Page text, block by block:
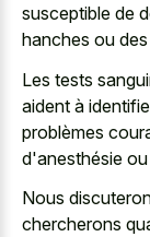
susceptible de
hanches ou
Les tests
aident à
problèmes
d'anesthésie
Nous
chercherons